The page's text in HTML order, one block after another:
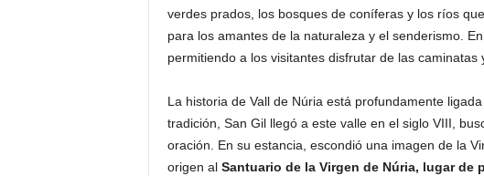
verdes prados, los bosques de coníferas y los ríos
para los amantes de la naturaleza y el senderismo.
permitiendo a los visitantes disfrutar de las caminatas
La historia de Vall de Núria está profundamente
tradición, San Gil llegó a este valle en el siglo VIII,
oración. En su estancia, escondió una imagen de la
origen al Santuario de la Virgen de Núria, lugar de